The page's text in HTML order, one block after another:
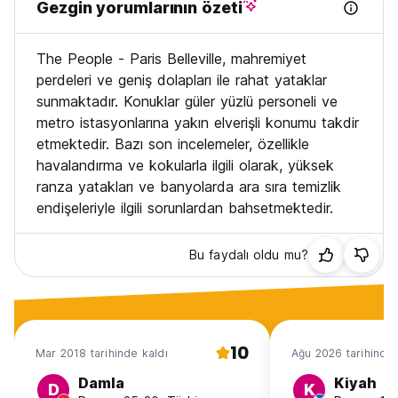
For more information, please do not hesitate to contact the
Gezgin yorumlarının özeti
The People - Paris Belleville, mahremiyet
perdeleri ve geniş dolapları ile rahat yataklar
sunmaktadır. Konuklar güler yüzlü personeli ve
metro istasyonlarına yakın elverişli konumu takdir
etmektedir. Bazı son incelemeler, özellikle
havalandırma ve kokularla ilgili olarak, yüksek
ranza yatakları ve banyolarda ara sıra temizlik
endişeleriyle ilgili sorunlardan bahsetmektedir.
Bu faydalı oldu mu?
Mar 2018 tarihinde kaldı 10
D Damla
Ağu 2026 tarihinde
K Kiyah